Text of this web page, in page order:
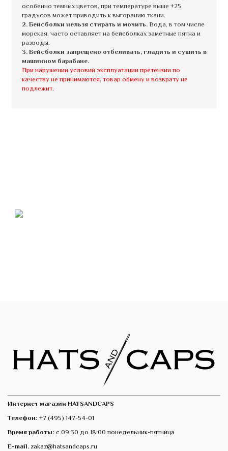
особенно темных цветов, при температуре выше +25
градусов может приводить к выгоранию ткани.
2. Бейсболки нельзя стирать и мочить.Вода, в том числе
морская, часто оставляет на бейсболках заметные пятна и
разводы.
3. Бейсболки запрещено отбеливать, гладить и сушить в
машинном барабане.
При нарушении условий эксплуатации претензии по
качеству не принимаются, товар обмену и возврату не
подлежит.
Интернет магазин HATSANDCAPS
Телефон: +7 (495) 147-54-01
Время работы: с 09:30 до 18:00 понедельник-пятница
E-mail. zakaz@hatsandcaps.ru